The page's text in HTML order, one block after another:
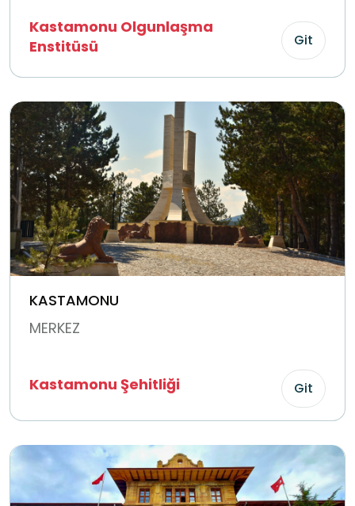
Kastamonu Olgunlaşma
Enstitüsü
Git
KASTAMONU
MERKEZ
Kastamonu Şehitliği Git